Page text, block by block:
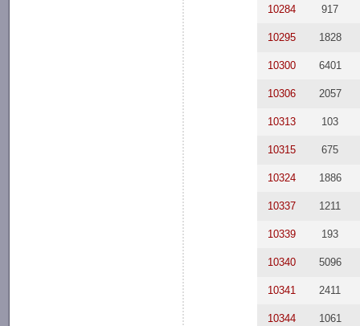
10284 917
10295 1828
10300 6401
10306 2057
10313 103
10315 675
10324 1886
10337 1211
10339 193
10340 5096
10341 2411
10344 1061